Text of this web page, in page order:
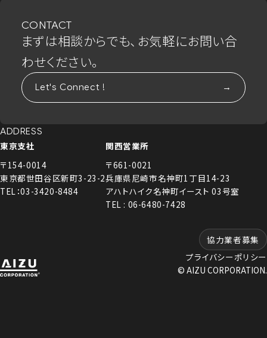
CONTACT
まずは相談からでも、お気軽にお問い合
わせください。
Let's Connect !
ADDRESS
東京支社
〒154-0014
東京都世田谷区新町3-23-2
TEL：03-3420-8484
関西営業所
〒661-0021
兵庫県尼崎市名神町1丁目14-23
アハトハイク名神町イースト 03号室
TEL : 06-6480-7428
協力業者募集
プライバシーポリシー
© AIZU CORPORATION.